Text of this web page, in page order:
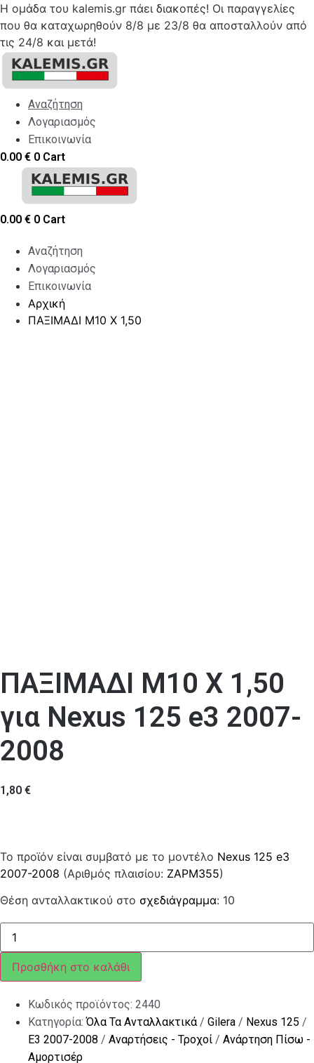
Η ομάδα του kalemis.gr πάει διακοπές! Οι παραγγελίες
που θα καταχωρηθούν 8/8 με 23/8 θα αποσταλλούν από
τις 24/8 και μετά!
Skip
content
Αναζήτηση
Λογαριασμός
Επικοινωνία
0.00 € 0 Cart
0.00 € 0 Cart
Αναζήτηση
Λογαριασμός
Επικοινωνία
Αρχική
ΠΑΞΙΜΑΔΙ Μ10 Χ 1,50
ΠΑΞΙΜΑΔΙ Μ10 Χ 1,50
για Nexus 125 e3 2007-
2008
1,80 €
Το προϊόν είναι συμβατό με το μοντέλο Nexus 125 e3
2007-2008 (Αριθμός πλαισίου: ZAPM355)
Θέση ανταλλακτικού στο σχεδιάγραμμα: 10
ΠΑΞΙΜΑΔΙ
Μ10
Χ
1,50
ποσότητα
Προσθήκη στο καλάθι
Κωδικός προϊόντος: 2440
Κατηγορία:Όλα Τα Ανταλλακτικά/ Gilera / Nexus 125 /
E3 2007-2008 / Αναρτήσεις - Τροχοί / Ανάρτηση Πίσω -
Αμορτισέρ